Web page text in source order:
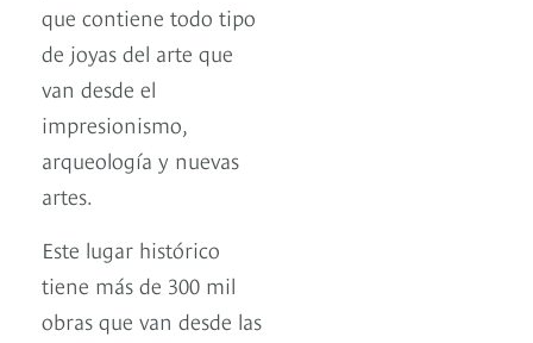
que contiene todo tipo
de joyas del arte que
van desde el
impresionismo,
arqueología y nuevas
artes.
Este lugar histórico
tiene más de 300 mil
obras que van desde las